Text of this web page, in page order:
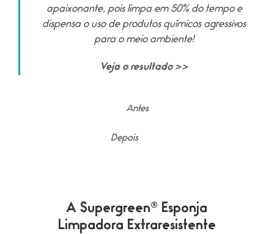
apaixonante, pois limpa em 50% do tempo e
dispensa o uso de produtos químicos agressivos
para o meio ambiente!
Veja o resultado >>
Antes
Depois
A Supergreen® Esponja
Limpadora Extraresistente